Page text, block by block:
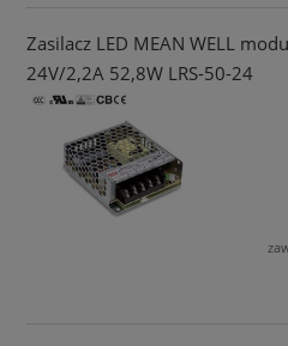
Zasilacz LED MEAN WELL
24V/2,2A 52,8W LRS-50-24